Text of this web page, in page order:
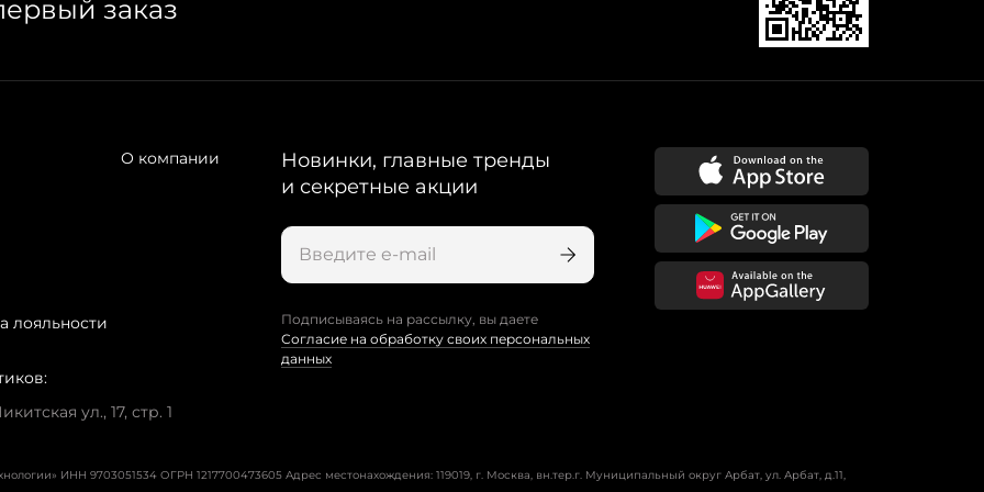
заказ
лояльности
О компании
ул., 17, стр. 1
Новинки, главные тренды
и секретные акции
Подписываясь на рассылку, вы даете
Согласие на обработку своих персональных
данных
ИНН 9703051534 ОГРН 1217700473605 Адрес местонахождения: 119019, г. Москва, вн.тер.г. Муниципальный округ Арбат, ул. Арбат, д.11,